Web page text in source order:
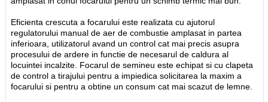
Eficienta crescuta a focarului este realizata cu ajutorul
regulatorului manual de aer de combustie amplasat in partea
inferioara, utilizatorul avand un control cat mai precis asupra
procesului de ardere in functie de necesarul de caldura al
locuintei incalzite. Focarul de semineu este echipat si cu clapeta
de control a tirajului pentru a impiedica solicitarea la maxim a
focarului si pentru a obtine un consum cat mai scazut de lemne.